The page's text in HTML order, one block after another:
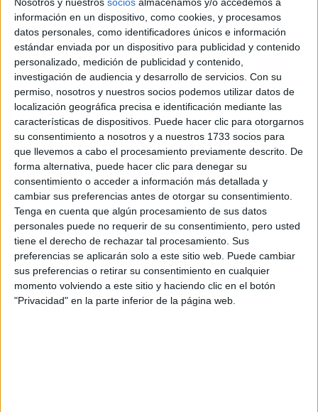
información en un dispositivo, como cookies, y procesamos
datos personales, como identificadores únicos e información
estándar enviada por un dispositivo para publicidad y contenido
personalizado, medición de publicidad y contenido,
investigación de audiencia y desarrollo de servicios. Con su
permiso, nosotros y nuestros socios podemos utilizar datos de
localización geográfica precisa e identificación mediante las
características de dispositivos. Puede hacer clic para otorgarnos
su consentimiento a nosotros y a nuestros 1733 socios para
que llevemos a cabo el procesamiento previamente descrito. De
forma alternativa, puede hacer clic para denegar su
consentimiento o acceder a información más detallada y
cambiar sus preferencias antes de otorgar su consentimiento.
Tenga en cuenta que algún procesamiento de sus datos
personales puede no requerir de su consentimiento, pero usted
tiene el derecho de rechazar tal procesamiento. Sus
preferencias se aplicarán solo a este sitio web. Puede cambiar
sus preferencias o retirar su consentimiento en cualquier
momento volviendo a este sitio y haciendo clic en el botón
"Privacidad" en la parte inferior de la página web.
CUIDADO
CONOCÉ EL RITUAL
DE BELLEZA FACIAL
PARA DISMINUIR LAS
ARRUGAS
MANICURA AURA: 5
DISEÑOS PARA
LLEVAR EL EFECTO
DIFUMINADO QUE
SERÁ TENDENCIA EN
PRIMAVERA 2026
CONOCÉ LA
TÉCNICA SANDWICH
QUE MÁS HIDRATA Y
REPARA EL PELO